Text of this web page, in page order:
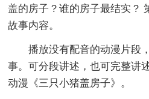
盖的房子？谁的房子最结实？
故事内容。
播放没有配音的动漫片段
事。可分段讲述，也可完整讲
动漫《三只小猪盖房子》。